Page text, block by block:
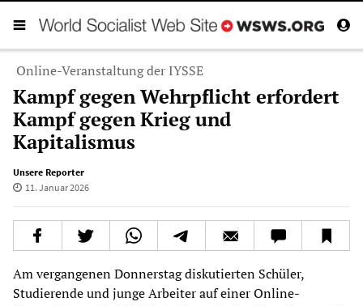
Online-Veranstaltung der IYSSE
Kampf gegen Wehrpflicht erfordert
Kampf gegen Krieg und
Kapitalismus
Unsere Reporter
11. Januar 2026
Am vergangenen Donnerstag diskutierten Schüler,
Studierende und junge Arbeiter auf einer Online-